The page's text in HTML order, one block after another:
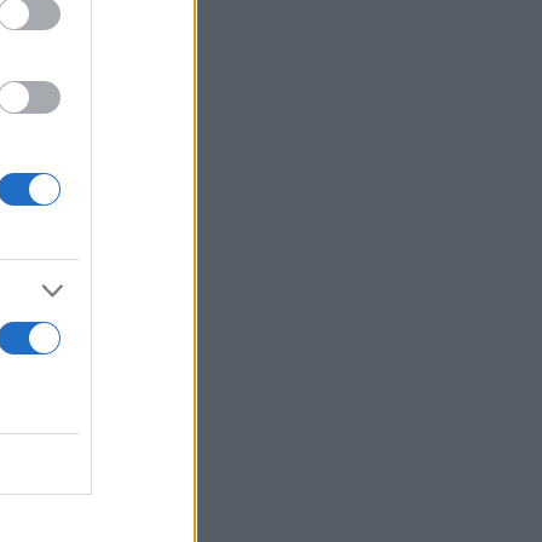
αυτός
Saint